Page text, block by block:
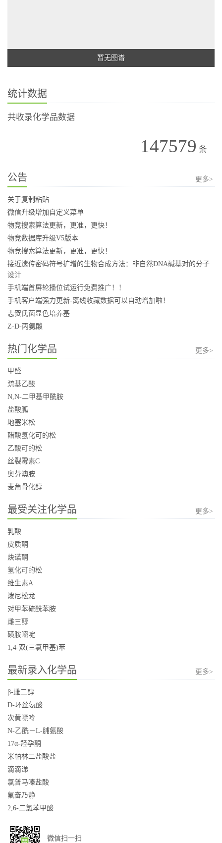
暂无图谱
统计数据
共收录化学品数据
147579 条
公告 更多>
关于复制粘贴
微信升级增加自定义菜单
物竞搜索算法更新，更准，更快！
物竞数据库升级V5版本
物竞搜索算法更新，更准，更快！
接近遗传密码符号扩增的生物合成方法：非自然DNA碱基对的分子
设计
手机端首屏轮播位试运行免费推广！！
手机客户端强力更新-离线收藏数据可以自动增加啦！
志贺氏菌显色培养基
Z-D-丙氨酸
热门化学品 更多>
甲醛
巯基乙酸
N,N-二甲基甲酰胺
盐酸胍
地塞米松
醋酸氢化可的松
乙酸可的松
丝裂霉素C
奥芬澳胺
麦角骨化醇
最受关注化学品 更多>
乳酸
皮质酮
炔诺酮
氢化可的松
维生素A
泼尼松龙
对甲苯硫酰苯胺
雌三醇
磺胺嘧啶
1,4-双(三氯甲基)苯
最新录入化学品 更多>
β-雌二醇
D-环丝氨酸
次黄嘌呤
N-乙酰－L-脯氨酸
17α-羟孕酮
米帕林二盐酸盐
滴滴涕
氯普马嗪盐酸
氟奋乃静
2,6-二氯苯甲酸
微信扫一扫